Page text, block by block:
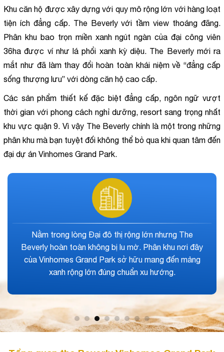
Khu căn hộ được xây dựng với quy mô rộng lớn với hàng loạt
tiện ích đẳng cấp. The Beverly với tầm view thoáng đãng.
Phân khu bao trọn miền xanh ngút ngàn của đại công viên
36ha được ví như lá phổi xanh kỳ diệu. The Beverly mới ra
mắt như đã làm thay đổi hoàn toàn khái niệm về “đẳng cấp
sống thượng lưu” với dòng căn hộ cao cấp.
Các sản phẩm thiết kế đặc biệt đẳng cấp, ngôn ngữ vượt
thời gian với phong cách nghỉ dưỡng, resort sang trọng nhất
khu vực quận 9. Vì vậy The Beverly chính là một trong những
phân khu mà bạn tuyệt đối không thể bỏ qua khi quan tâm đến
đại dự án Vinhomes Grand Park.
The Beverly được xây dựng tại vị trí gần như không
khoảng cách tới các tiện ích đại đô thị Vinhomes
Grand Park. Vị trí kết nối tạo điều kiện giúp phân khu
trở nên nổi bật và ấn tượng hơn.